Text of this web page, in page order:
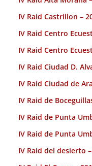
IV Raid Castrillon –
IV Raid Centro
IV Raid Centro
IV Raid Ciudad D.
IV Raid Ciudad de
IV Raid de
IV Raid de Punta
IV Raid de Punta
IV Raid del desierto